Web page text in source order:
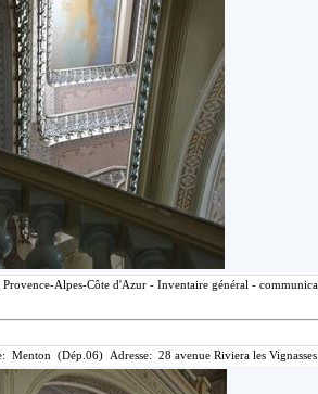
Alpes-Côte d'Azur - Inventaire général -
Menton (Dép.06) Adresse: 28 avenue Riviera les